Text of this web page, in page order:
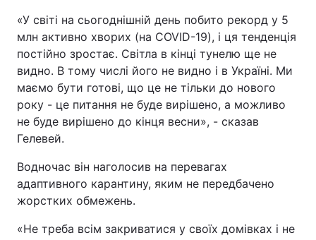
«У світі на сьогоднішній день побито рекорд у 5
млн активно хворих (на COVID-19), і ця тенденція
постійно зростає. Світла в кінці тунелю ще не
видно. В тому числі його не видно і в Україні. Ми
маємо бути готові, що це не тільки до нового
року - це питання не буде вирішено, а можливо
не буде вирішено до кінця весни», - сказав
Гелевей.
Водночас він наголосив на перевагах
адаптивного карантину, яким не передбачено
жорстких обмежень.
«Не треба всім закриватися у своїх домівках і не